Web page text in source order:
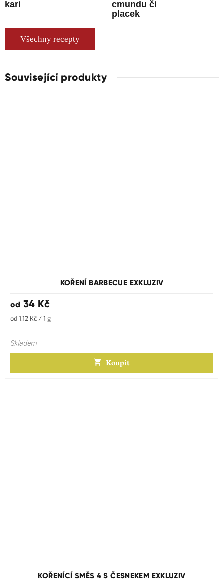
Související produkty
KOŘENÍ BARBECUE EXKLUZIV
od 34 Kč
Měrná
od 1,12 Kč / 1 g
Skladem
Koupit
KOŘENÍCÍ SMĚS 4 S ČESNEKEM EXKLUZIV
kari
cmundu či
placek
Všechny recepty